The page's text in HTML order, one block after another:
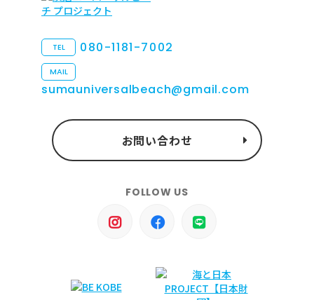
TEL 080-1181-7002
MAIL
sumauniversalbeach@gmail.com
お問い合わせ
FOLLOW US